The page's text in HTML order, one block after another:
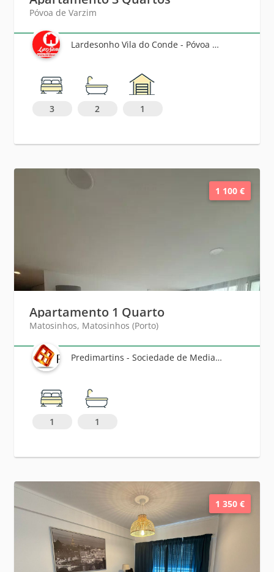
Póvoa de Varzim
Lardesonho Vila do Conde - Póvoa de Varzim - Famalicão
3 2 1
1 100 €
Apartamento 1 Quarto
Matosinhos, Matosinhos (Porto)
Predimartins - Sociedade de Mediação Imobiliária, Lda
1 1
1 350 €